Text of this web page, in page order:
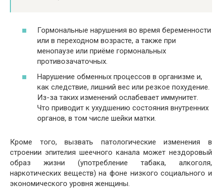
Гормональные нарушения во время беременности
или в переходном возрасте, а также при
менопаузе или приёме гормональных
противозачаточных.
Нарушение обменных процессов в организме и,
как следствие, лишний вес или резкое похудение.
Из-за таких изменений ослабевает иммунитет.
Что приводит к ухудшению состояния внутренних
органов, в том числе шейки матки.
Кроме того, вызвать патологические изменения в
строении эпителия шеечного канала может нездоровый
образ жизни (употребление табака, алкоголя,
наркотических веществ) на фоне низкого социального и
экономического уровня женщины.